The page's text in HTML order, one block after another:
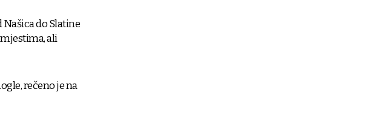
Našica do Slatine
ali
rečeno je na